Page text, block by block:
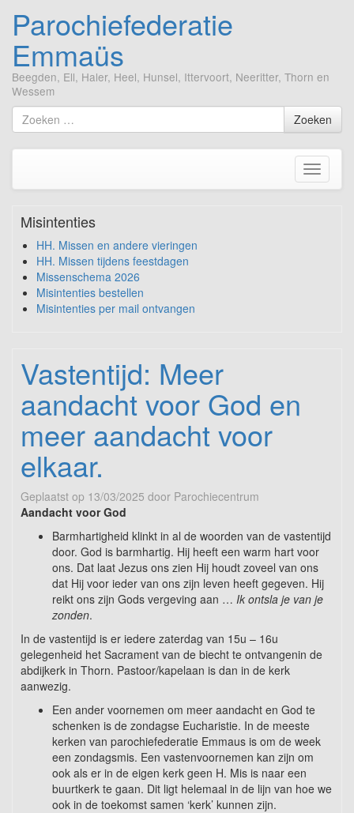
Parochiefederatie
Emmaüs
Beegden, Ell, Haler, Heel, Hunsel, Ittervoort, Neeritter, Thorn en
Wessem
Ga
naar
Zoek
naar
Zoeken
Toggle
Misintenties
HH. Missen en andere vieringen
HH. Missen tijdens feestdagen
Missenschema 2026
Misintenties bestellen
Misintenties per mail ontvangen
Vastentijd: Meer
aandacht voor God en
meer aandacht voor
elkaar.
Geplaatst op 13/03/2025 door Parochiecentrum
Aandacht voor God
Barmhartigheid klinkt in al de woorden van de vastentijd
door. God is barmhartig. Hij heeft een warm hart voor
ons. Dat laat Jezus ons zien Hij houdt zoveel van ons
dat Hij voor ieder van ons zijn leven heeft gegeven. Hij
reikt ons zijn Gods vergeving aan … Ik ontsla je van je
zonden.
In de vastentijd is er iedere zaterdag van 15u – 16u
gelegenheid het Sacrament van de biecht te ontvangenin de
abdijkerk in Thorn. Pastoor/kapelaan is dan in de kerk
aanwezig.
Een ander voornemen om meer aandacht en God te
schenken is de zondagse Eucharistie. In de meeste
kerken van parochiefederatie Emmaus is om de week
een zondagsmis. Een vastenvoornemen kan zijn om
ook als er in de eigen kerk geen H. Mis is naar een
buurtkerk te gaan. Dit ligt helemaal in de lijn van hoe we
ook in de toekomst samen ‘kerk’ kunnen zijn.